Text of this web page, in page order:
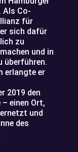
Als Co-
für
sich dafür
zu
und in
überführen.
erlangte er
2019 den
einen Ort,
und
des